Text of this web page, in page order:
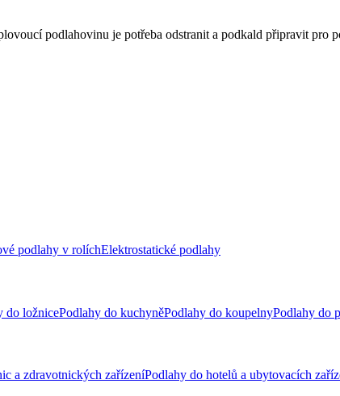
podlahovinu je potřeba odstranit a podkald připravit
podlahy v rolíchElektrostatické podlahy
do ložnicePodlahy do kuchyněPodlahy do koupelnyPodlahy do
a zdravotnických zařízeníPodlahy do hotelů a ubytovacích